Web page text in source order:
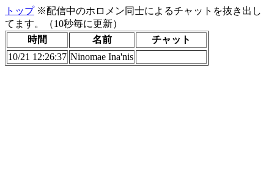
トップ※配信中のホロメン同士によるチャットを抜き出し
てます。（10秒毎に更新）
時間
名前
チャット
10/21 12:26:37 Ninomae Ina'nis